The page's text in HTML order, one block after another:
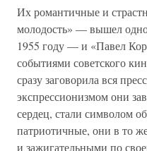
Их романтичные и
молодость» — вышел
1955 году — и «Павел
событиями советского
сразу заговорила вся
экспрессионизмом они
сердец, стали символом
патриотичные, они в то
и зажигательными по